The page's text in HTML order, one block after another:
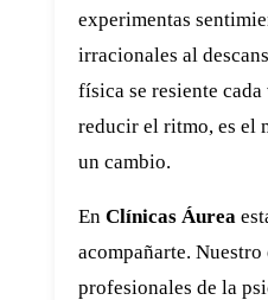
experimentas
irracionales al
física se resiente
reducir el ritmo, es el
un cambio.
En Clínicas Áurea
acompañarte. Nuestro
profesionales de la